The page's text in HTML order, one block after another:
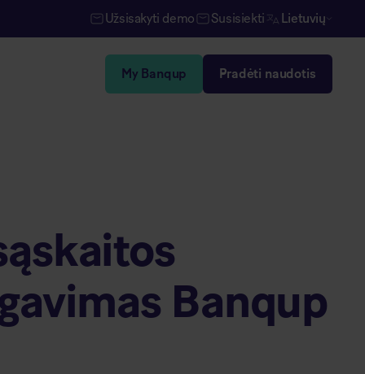
Užsisakyti demo Susisiekti Lietuvių
My Banqup Pradėti naudotis
Banqup